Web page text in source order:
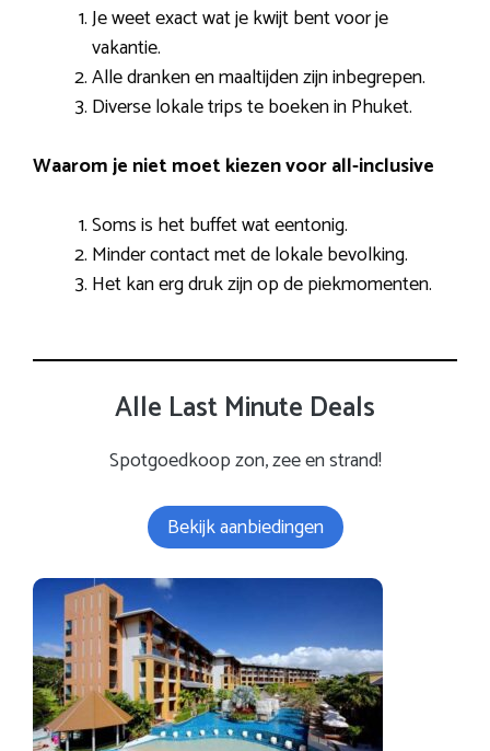
Je weet exact wat je kwijt bent voor je
vakantie.
Alle dranken en maaltijden zijn inbegrepen.
Diverse lokale trips te boeken in Phuket.
Waarom je niet moet kiezen voor all-inclusive
Soms is het buffet wat eentonig.
Minder contact met de lokale bevolking.
Het kan erg druk zijn op de piekmomenten.
Alle Last Minute Deals
Spotgoedkoop zon, zee en strand!
Bekijk aanbiedingen